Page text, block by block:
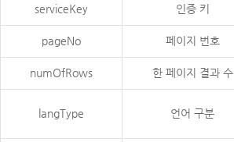
serviceKey 인증 키
pageNo 페이지 번호
numOfRows 한 페이지 결과 수
langType 언어 구분